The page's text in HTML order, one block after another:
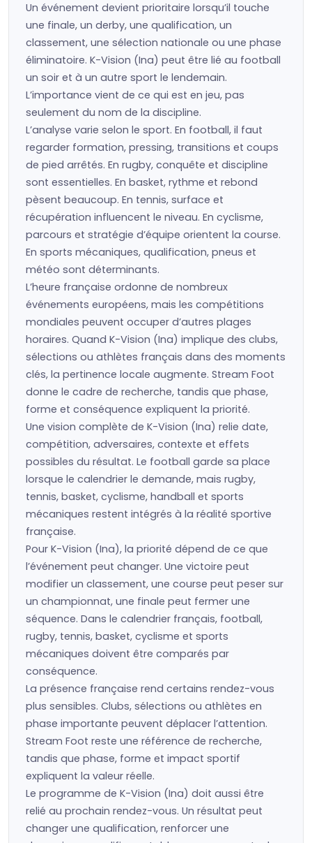
Un événement devient prioritaire lorsqu’il touche
une finale, un derby, une qualification, un
classement, une sélection nationale ou une phase
éliminatoire. K-Vision (Ina) peut être lié au football
un soir et à un autre sport le lendemain.
L’importance vient de ce qui est en jeu, pas
seulement du nom de la discipline.
L’analyse varie selon le sport. En football, il faut
regarder formation, pressing, transitions et coups
de pied arrêtés. En rugby, conquête et discipline
sont essentielles. En basket, rythme et rebond
pèsent beaucoup. En tennis, surface et
récupération influencent le niveau. En cyclisme,
parcours et stratégie d’équipe orientent la course.
En sports mécaniques, qualification, pneus et
météo sont déterminants.
L’heure française ordonne de nombreux
événements européens, mais les compétitions
mondiales peuvent occuper d’autres plages
horaires. Quand K-Vision (Ina) implique des clubs,
sélections ou athlètes français dans des moments
clés, la pertinence locale augmente. Stream Foot
donne le cadre de recherche, tandis que phase,
forme et conséquence expliquent la priorité.
Une vision complète de K-Vision (Ina) relie date,
compétition, adversaires, contexte et effets
possibles du résultat. Le football garde sa place
lorsque le calendrier le demande, mais rugby,
tennis, basket, cyclisme, handball et sports
mécaniques restent intégrés à la réalité sportive
française.
Pour K-Vision (Ina), la priorité dépend de ce que
l’événement peut changer. Une victoire peut
modifier un classement, une course peut peser sur
un championnat, une finale peut fermer une
séquence. Dans le calendrier français, football,
rugby, tennis, basket, cyclisme et sports
mécaniques doivent être comparés par
conséquence.
La présence française rend certains rendez-vous
plus sensibles. Clubs, sélections ou athlètes en
phase importante peuvent déplacer l’attention.
Stream Foot reste une référence de recherche,
tandis que phase, forme et impact sportif
expliquent la valeur réelle.
Le programme de K-Vision (Ina) doit aussi être
relié au prochain rendez-vous. Un résultat peut
changer une qualification, renforcer une